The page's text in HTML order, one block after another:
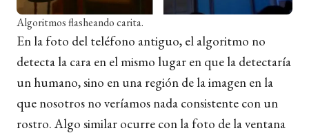
Algoritmos flasheando carita.
En la foto del teléfono antiguo, el algoritmo no
detecta la cara en el mismo lugar en que la detectaría
un humano, sino en una región de la imagen en la
que nosotros no veríamos nada consistente con un
rostro. Algo similar ocurre con la foto de la ventana